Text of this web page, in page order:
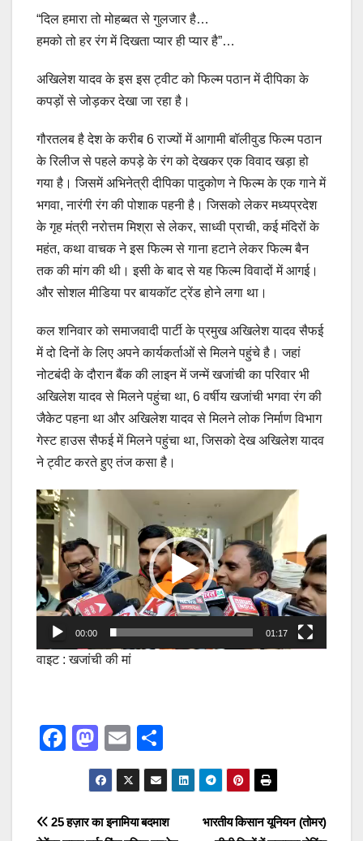
“दिल हमारा तो मोहब्बत से गुलजार है…
हमको तो हर रंग में दिखता प्यार ही प्यार है”…
अखिलेश यादव के इस इस ट्वीट को फिल्म पठान में दीपिका के
कपड़ों से जोड़कर देखा जा रहा है।
गौरतलब है देश के करीब 6 राज्यों में आगामी बॉलीवुड फिल्म पठान
के रिलीज से पहले कपड़े के रंग को देखकर एक विवाद खड़ा हो
गया है। जिसमें अभिनेत्री दीपिका पादुकोण ने फिल्म के एक गाने में
भगवा, नारंगी रंग की पोशाक पहनी है। जिसको लेकर मध्यप्रदेश
के गृह मंत्री नरोत्तम मिश्रा से लेकर, साध्वी प्राची, कई मंदिरों के
महंत, कथा वाचक ने इस फिल्म से गाना हटाने लेकर फिल्म बैन
तक की मांग की थी। इसी के बाद से यह फिल्म विवादों में आगई।
और सोशल मीडिया पर बायकॉट ट्रेंड होने लगा था।
कल शनिवार को समाजवादी पार्टी के प्रमुख अखिलेश यादव सैफई
में दो दिनों के लिए अपने कार्यकर्ताओं से मिलने पहुंचे है। जहां
नोटबंदी के दौरान बैंक की लाइन में जन्में खजांची का परिवार भी
अखिलेश यादव से मिलने पहुंचा था, 6 वर्षीय खजांची भगवा रंग की
जैकेट पहना था और अखिलेश यादव से मिलने लोक निर्माण विभाग
गेस्ट हाउस सैफई में मिलने पहुंचा था, जिसको देख अखिलेश यादव
ने ट्वीट करते हुए तंज कसा है।
Video
Player
00:00 01:17
वाइट : खजांची की मां
F
e
M
a
st
o
E
m
ail
h
ar
e
Post
भारतीय किसान यूनियन (तोमर)
25 हज़ार का इनामिया बदमाश